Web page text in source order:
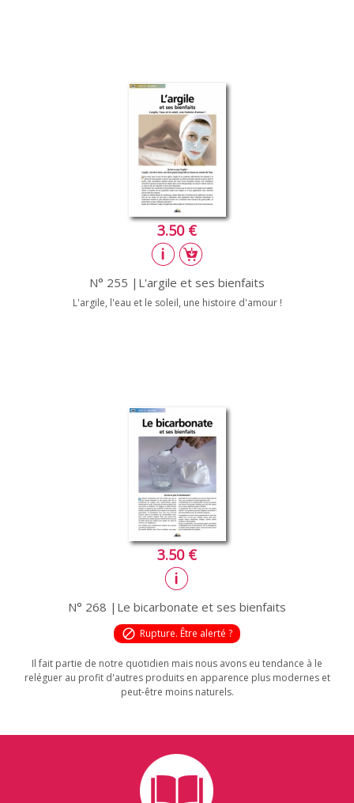
3.50 €
N° 255 |L'argile et ses bienfaits
L'argile, l'eau et le soleil, une histoire d'amour !
3.50 €
N° 268 |Le bicarbonate et ses bienfaits
block Rupture. Être alerté ?
Il fait partie de notre quotidien mais nous avons eu tendance à le
reléguer au profit d'autres produits en apparence plus modernes et
peut-être moins naturels.